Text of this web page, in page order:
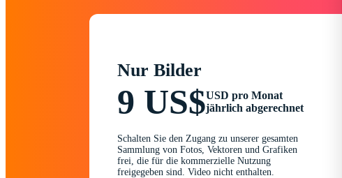
Nur Bilder
9 US$USD pro Monat
jährlich abgerechnet
Schalten Sie den Zugang zu unserer gesamten
Sammlung von Fotos, Vektoren und Grafiken
frei, die für die kommerzielle Nutzung
freigegeben sind. Video nicht enthalten.